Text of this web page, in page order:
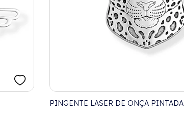
PINGENTE LASER DE ONÇA PINTADA